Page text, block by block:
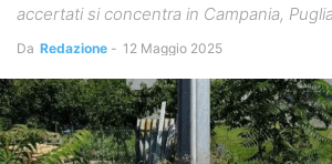
accertati si concentra in Campania,
Da Redazione - 12 Maggio 2025